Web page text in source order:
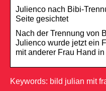
Julienco nach Bibi-
Seite gesichtet
Nach der Trennung von
Julienco wurde jetzt ein
mit anderer Frau Hand
Keywords: bild julian mit